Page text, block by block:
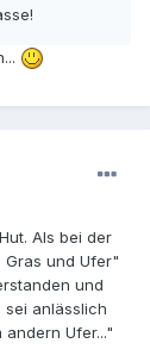
Als bei der
Gras und Ufer"
und
anlässlich
Ufer..."